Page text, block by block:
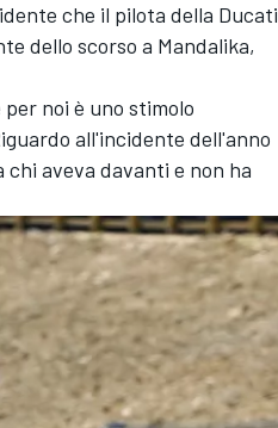
che il pilota della Ducati
dello scorso a Mandalika,
noi è uno stimolo
all'incidente dell'anno
aveva davanti e non ha